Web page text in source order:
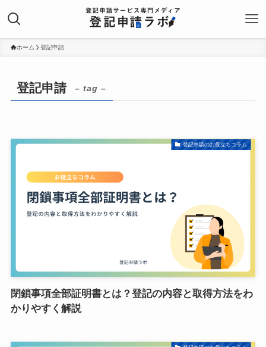
ホーム 登記申請
登記申請 – tag –
登記申請のお役立ちコラム
閉鎖事項全部証明書とは？登記の内容と取得方法をわ
かりやすく解説